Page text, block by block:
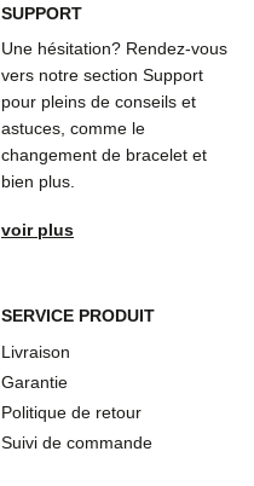
SUPPORT
Une hésitation? Rendez-vous
vers notre section Support
pour pleins de conseils et
astuces, comme le
changement de bracelet et
bien plus.
voir plus
SERVICE PRODUIT
Livraison
Garantie
Politique de retour
Suivi de commande